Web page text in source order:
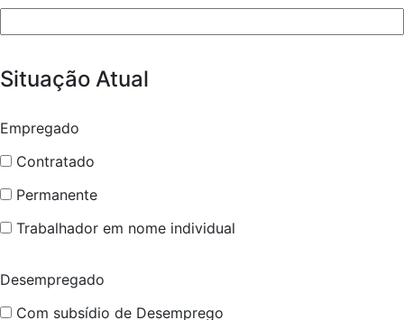
Situação Atual
Empregado
Contratado
Permanente
Trabalhador em nome individual
Desempregado
Com subsídio de Desemprego